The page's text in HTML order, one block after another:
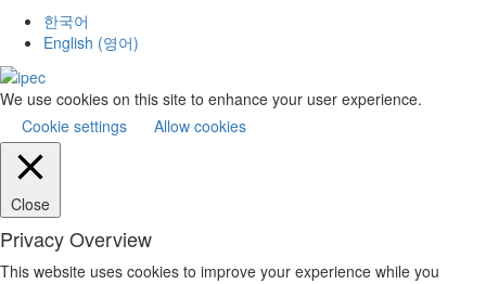
한국어
English (영어)
We use cookies on this site to enhance your user experience.
Cookie settings
Allow cookies
Close
Privacy Overview
This website uses cookies to improve your experience while you